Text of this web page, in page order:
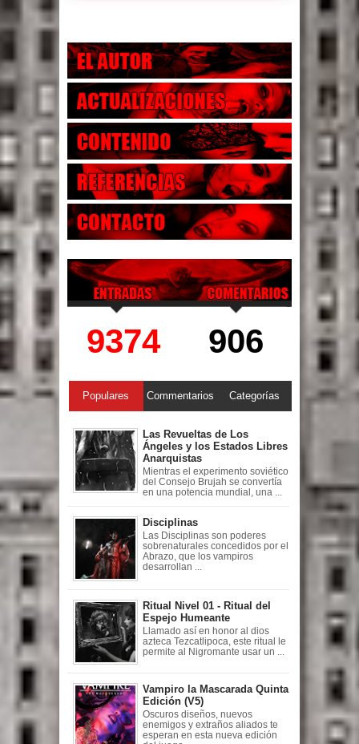
9374 906
Populares Commentarios Categorías
Las Revueltas de Los
Ángeles y los Estados Libres
Anarquistas
Mientras el experimento soviético
del Consejo Brujah se convertía
en una potencia mundial, una ...
Disciplinas
Las Disciplinas son poderes
sobrenaturales concedidos por el
Abrazo, que los vampiros
desarrollan ...
Ritual Nivel 01 - Ritual del
Espejo Humeante
Llamado así en honor al dios
azteca Tezcatlipoca, este ritual le
permite al Nigromante usar un ...
Vampiro la Mascarada Quinta
Edición (V5)
Oscuros diseños, nuevos
enemigos y extraños aliados te
esperan en esta nueva edición